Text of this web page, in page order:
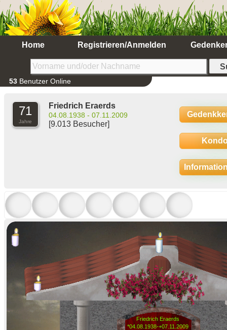
Home Registrieren/Anmelden
53 Benutzer Online
71
Jahre
Friedrich Eraerds
04.08.1938 - 07.11.2009
[9.013 Besucher]
Friedrich Eraerds
*04.08.1938-+07.11.2009